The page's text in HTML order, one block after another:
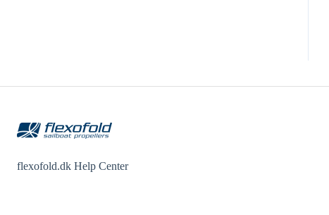
flexofold.dk Help Center